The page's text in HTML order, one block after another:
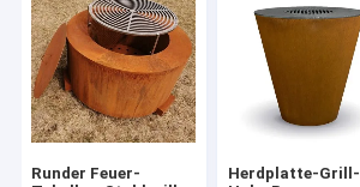
Runder Feuer-
Herdplatte-Grill-